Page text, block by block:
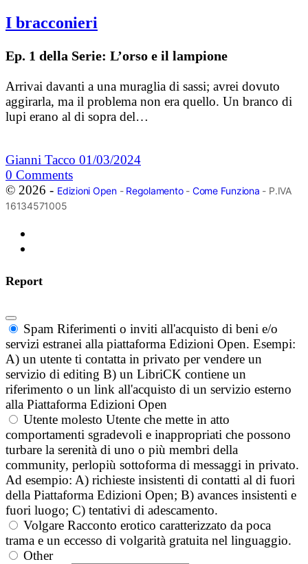
I bracconieri
Ep. 1 della Serie: L’orso e il lampione
Arrivai davanti a una muraglia di sassi; avrei dovuto
aggirarla, ma il problema non era quello. Un branco di
lupi erano al di sopra del…
Gianni Tacco 01/03/2024
0 Comments
© 2026 - Edizioni Open- Regolamento- Come Funziona - P.IVA
16134571005
Report
Spam Riferimenti o inviti all'acquisto di beni e/o
servizi estranei alla piattaforma Edizioni Open. Esempi:
A) un utente ti contatta in privato per vendere un
servizio di editing B) un LibriCK contiene un
riferimento o un link all'acquisto di un servizio esterno
alla Piattaforma Edizioni Open
Utente molesto Utente che mette in atto
comportamenti sgradevoli e inappropriati che possono
turbare la serenità di uno o più membri della
community, perlopiù sottoforma di messaggi in privato.
Ad esempio: A) richieste insistenti di contatti al di fuori
della Piattaforma Edizioni Open; B) avances insistenti e
fuori luogo; C) tentativi di adescamento.
Volgare Racconto erotico caratterizzato da poca
trama e un eccesso di volgarità gratuita nel linguaggio.
Other